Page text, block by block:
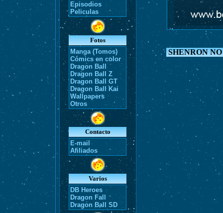
Episodios
Peliculas
Fotos
Manga (Tomos)
Cómics en color
Dragon Ball
Dragon Ball Z
Dragon Ball GT
Dragon Ball Kai
Wallpapers
Otros
Contacto
E-mail
Afiliados
Varios
DB Heroes
Dragon Fall
Dragon Ball SD
SHENRON